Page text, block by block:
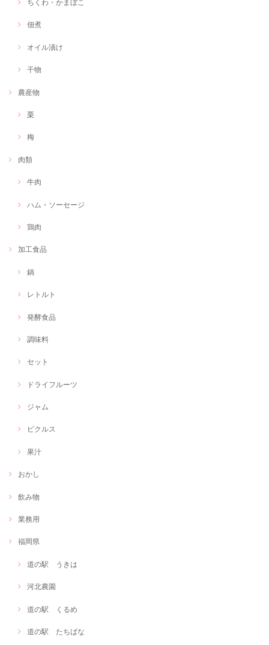
ちくわ・かまぼこ
佃煮
オイル漬け
干物
農産物
栗
梅
肉類
牛肉
ハム・ソーセージ
鶏肉
加工食品
鍋
レトルト
発酵食品
調味料
セット
ドライフルーツ
ジャム
ピクルス
果汁
おかし
飲み物
業務用
福岡県
道の駅 うきは
河北農園
道の駅 くるめ
道の駅 たちばな